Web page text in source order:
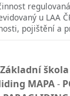
regulovaná
u LAA
pojištění a
Základní
MAPA-